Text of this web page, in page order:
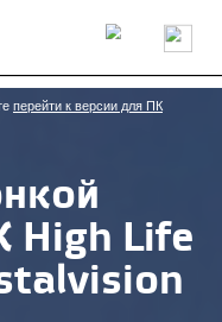
Пресса
Архитекторы
Вакансии
Блог
Мнение
конкурса
Выставка
перейти к версии для ПК
High Life